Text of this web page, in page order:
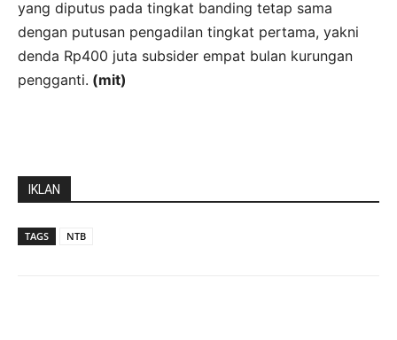
yang diputus pada tingkat banding tetap sama
dengan putusan pengadilan tingkat pertama, yakni
denda Rp400 juta subsider empat bulan kurungan
pengganti. (mit)
IKLAN
TAGS NTB